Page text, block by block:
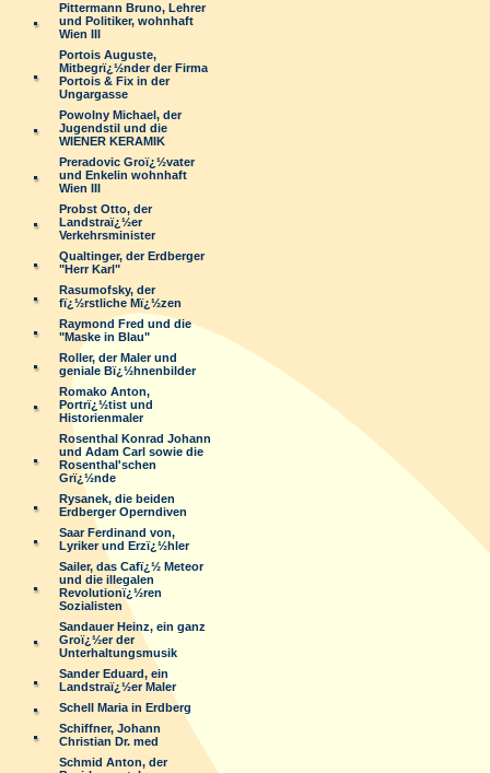
Pittermann Bruno, Lehrer
und Politiker, wohnhaft
Wien III
Portois Auguste,
Mitbegrï¿½nder der Firma
Portois & Fix in der
Ungargasse
Powolny Michael, der
Jugendstil und die
WIENER KERAMIK
Preradovic Groï¿½vater
und Enkelin wohnhaft
Wien III
Probst Otto, der
Landstraï¿½er
Verkehrsminister
Qualtinger, der Erdberger
"Herr Karl"
Rasumofsky, der
fï¿½rstliche Mï¿½zen
Raymond Fred und die
"Maske in Blau"
Roller, der Maler und
geniale Bï¿½hnenbilder
Romako Anton,
Portrï¿½tist und
Historienmaler
Rosenthal Konrad Johann
und Adam Carl sowie die
Rosenthal'schen
Grï¿½nde
Rysanek, die beiden
Erdberger Operndiven
Saar Ferdinand von,
Lyriker und Erzï¿½hler
Sailer, das Cafï¿½ Meteor
und die illegalen
Revolutionï¿½ren
Sozialisten
Sandauer Heinz, ein ganz
Groï¿½er der
Unterhaltungsmusik
Sander Eduard, ein
Landstraï¿½er Maler
Schell Maria in Erdberg
Schiffner, Johann
Christian Dr. med
Schmid Anton, der